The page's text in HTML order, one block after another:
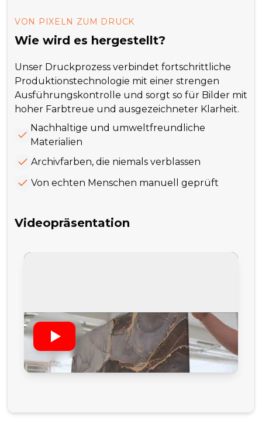
VON PIXELN ZUM DRUCK
Wie wird es hergestellt?
Unser Druckprozess verbindet fortschrittliche
Produktionstechnologie mit einer strengen
Ausführungskontrolle und sorgt so für Bilder mit
hoher Farbtreue und ausgezeichneter Klarheit.
Nachhaltige und umweltfreundliche
Materialien
Archivfarben, die niemals verblassen
Von echten Menschen manuell geprüft
Videopräsentation